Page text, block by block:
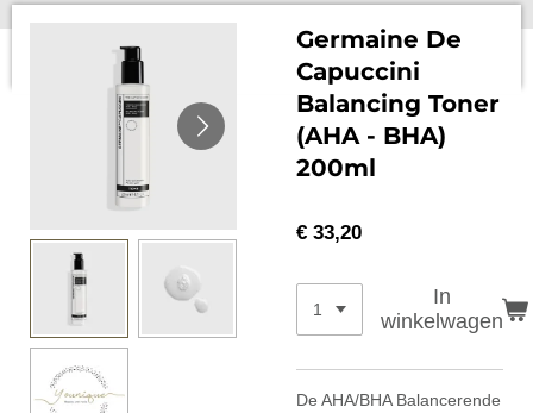
Germaine De
Capuccini
Balancing Toner
(AHA - BHA)
200ml
€ 33,20
In
winkelwagen
De AHA/BHA Balancerende